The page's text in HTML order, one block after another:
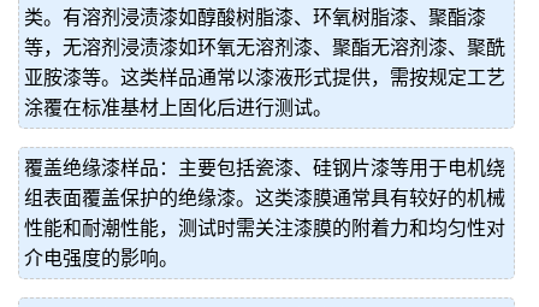
类。有溶剂浸渍漆如醇酸树脂漆、环氧树脂漆、聚酯漆
等，无溶剂浸渍漆如环氧无溶剂漆、聚酯无溶剂漆、聚酰
亚胺漆等。这类样品通常以漆液形式提供，需按规定工艺
涂覆在标准基材上固化后进行测试。
覆盖绝缘漆样品：主要包括瓷漆、硅钢片漆等用于电机绕
组表面覆盖保护的绝缘漆。这类漆膜通常具有较好的机械
性能和耐潮性能，测试时需关注漆膜的附着力和均匀性对
介电强度的影响。